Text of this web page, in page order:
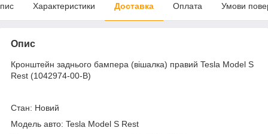
Характеристики Доставка Оплата Умови
Опис
Кронштейн заднього бампера (вішалка) правий Tesla Model S
Rest (1042974-00-B)
Стан: Новий
Модель авто: Tesla Model S Rest